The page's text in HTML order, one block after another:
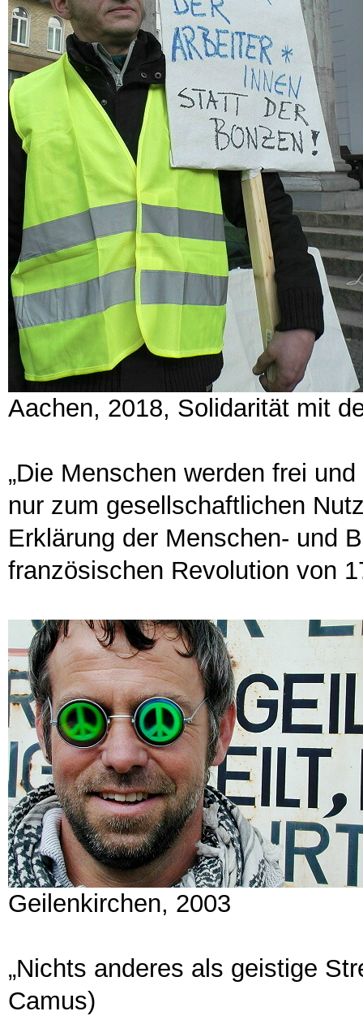
Aachen, 2018, Solidarität mit
„Die Menschen werden frei
nur zum gesellschaftlichen
Erklärung der Menschen- und
französischen Revolution von
Geilenkirchen, 2003
„Nichts anderes als geistige
Camus)